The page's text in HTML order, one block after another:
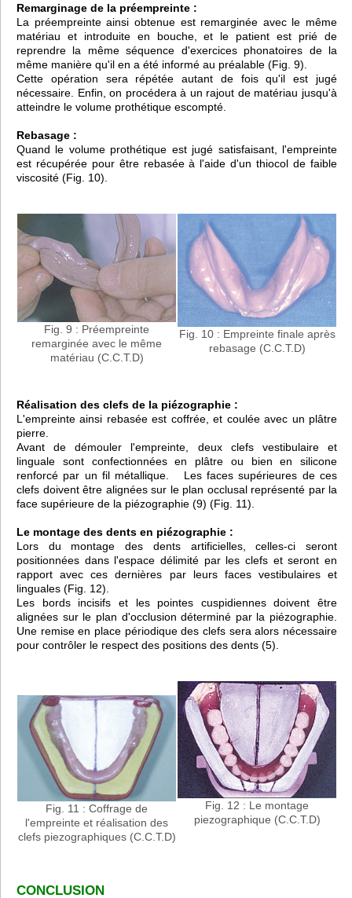
Remarginage de la préempreinte :
La préempreinte ainsi obtenue est remarginée avec le même
matériau et introduite en bouche, et le patient est prié de
reprendre la même séquence d'exercices phonatoires de la
même manière qu'il en a été informé au préalable (Fig. 9).
Cette opération sera répétée autant de fois qu'il est jugé
nécessaire. Enfin, on procédera à un rajout de matériau jusqu'à
atteindre le volume prothétique escompté.
Rebasage :
Quand le volume prothétique est jugé satisfaisant, l'empreinte
est récupérée pour être rebasée à l'aide d'un thiocol de faible
viscosité (Fig. 10).
Fig. 9 : Préempreinte
remarginée avec le même
matériau (C.C.T.D)
Fig. 10 : Empreinte finale après
rebasage (C.C.T.D)
Réalisation des clefs de la piézographie :
L'empreinte ainsi rebasée est coffrée, et coulée avec un plâtre
pierre.
Avant de démouler l'empreinte, deux clefs vestibulaire et
linguale sont confectionnées en plâtre ou bien en silicone
renforcé par un fil métallique. Les faces supérieures de ces
clefs doivent être alignées sur le plan occlusal représenté par la
face supérieure de la piézographie (9) (Fig. 11).
Le montage des dents en piézographie :
Lors du montage des dents artificielles, celles-ci seront
positionnées dans l'espace délimité par les clefs et seront en
rapport avec ces dernières par leurs faces vestibulaires et
linguales (Fig. 12).
Les bords incisifs et les pointes cuspidiennes doivent être
alignées sur le plan d'occlusion déterminé par la piézographie.
Une remise en place périodique des clefs sera alors nécessaire
pour contrôler le respect des positions des dents (5).
Fig. 11 : Coffrage de
l'empreinte et réalisation des
clefs piezographiques (C.C.T.D)
Fig. 12 : Le montage
piezographique (C.C.T.D)
CONCLUSION